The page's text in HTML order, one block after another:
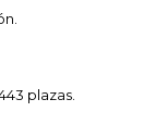
plazas.